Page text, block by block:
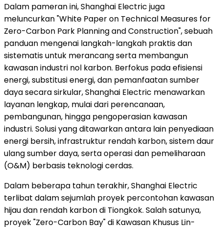
Dalam pameran ini, Shanghai Electric juga
meluncurkan "White Paper on Technical Measures for
Zero-Carbon Park Planning and Construction", sebuah
panduan mengenai langkah-langkah praktis dan
sistematis untuk merancang serta membangun
kawasan industri nol karbon. Berfokus pada efisiensi
energi, substitusi energi, dan pemanfaatan sumber
daya secara sirkular, Shanghai Electric menawarkan
layanan lengkap, mulai dari perencanaan,
pembangunan, hingga pengoperasian kawasan
industri. Solusi yang ditawarkan antara lain penyediaan
energi bersih, infrastruktur rendah karbon, sistem daur
ulang sumber daya, serta operasi dan pemeliharaan
(O&M) berbasis teknologi cerdas.
Dalam beberapa tahun terakhir, Shanghai Electric
terlibat dalam sejumlah proyek percontohan kawasan
hijau dan rendah karbon di Tiongkok. Salah satunya,
proyek "Zero-Carbon Bay" di Kawasan Khusus Lin-